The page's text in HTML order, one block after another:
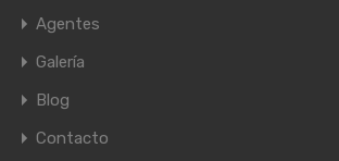
Agentes
Galería
Blog
Contacto